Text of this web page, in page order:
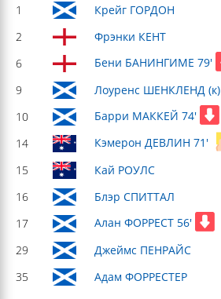
1
Крейг ГОРДОН
2
Фрэнки КЕНТ
6
Бени БАНИНГИМЕ 79'
9
Лоуренс ШЕНКЛЕНД (к)
10
Барри МАККЕЙ 74'
14
Кэмерон ДЕВЛИН 71'
15
Кай РОУЛС
16
Блэр СПИТТАЛ
17
Алан ФОРРЕСТ 56'
29
Джеймс ПЕНРАЙС
35
Адам ФОРРЕСТЕР